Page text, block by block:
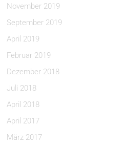
November 2019
September 2019
April 2019
Februar 2019
Dezember 2018
Juli 2018
April 2018
April 2017
März 2017